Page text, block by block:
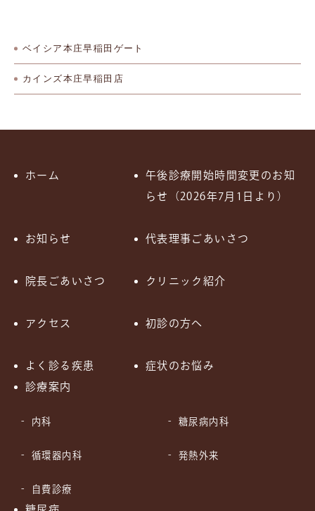
ベイシア本庄早稲田ゲート
カインズ本庄早稲田店
ホーム
午後診療開始時間変更のお知
らせ（2026年7月1日より）
お知らせ 代表理事ごあいさつ
院長ごあいさつ クリニック紹介
アクセス 初診の方へ
よく診る疾患
症状のお悩み
診療案内
内科 糖尿病内科
循環器内科 発熱外来
自費診療